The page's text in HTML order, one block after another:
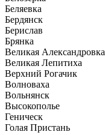
Беляевка
Бердянск
Берислав
Брянка
Великая Александровка
Великая Лепитиха
Верхний Рогачик
Волноваха
Вольнянск
Высокополье
Геническ
Голая Пристань